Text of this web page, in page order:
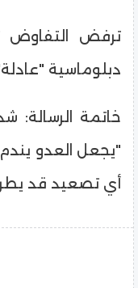
​ترفض التفاوض
دبلوماسية
​خاتمة الرسالة:
"يجعل العدو
أي تصعيد قد